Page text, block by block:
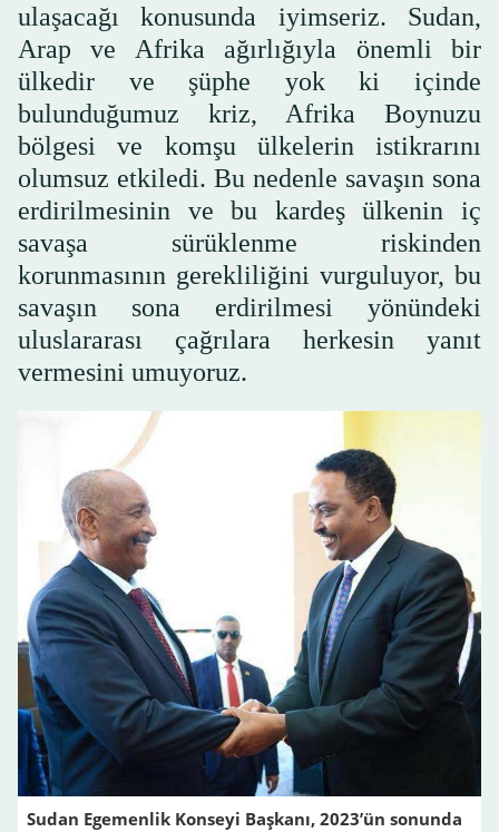
ulaşacağı konusunda iyimseriz. Sudan,
Arap ve Afrika ağırlığıyla önemli bir
ülkedir ve şüphe yok ki içinde
bulunduğumuz kriz, Afrika Boynuzu
bölgesi ve komşu ülkelerin istikrarını
olumsuz etkiledi. Bu nedenle savaşın sona
erdirilmesinin ve bu kardeş ülkenin iç
savaşa sürüklenme riskinden
korunmasının gerekliliğini vurguluyor, bu
savaşın sona erdirilmesi yönündeki
uluslararası çağrılara herkesin yanıt
vermesini umuyoruz.
Sudan Egemenlik Konseyi Başkanı, 2023’ün sonunda